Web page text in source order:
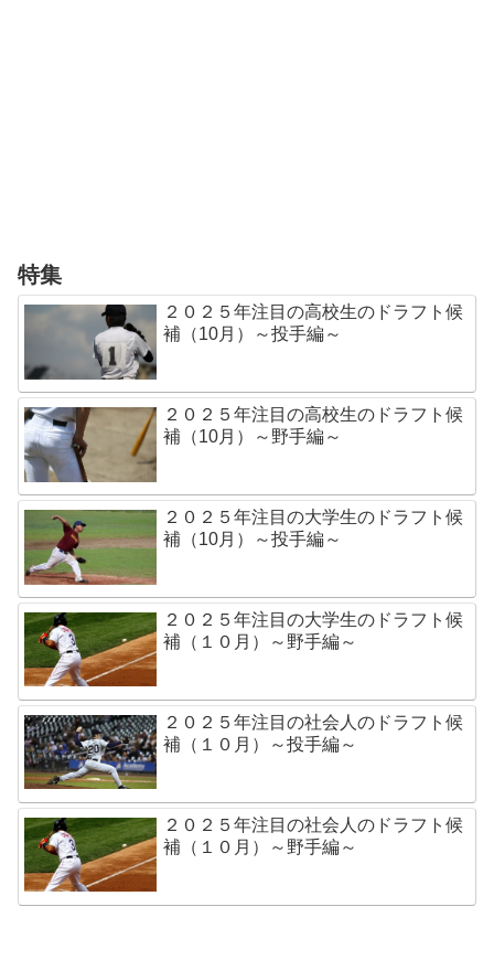
特集
２０２５年注目の高校生のドラフト候
補（10月）～投手編～
２０２５年注目の高校生のドラフト候
補（10月）～野手編～
２０２５年注目の大学生のドラフト候
補（10月）～投手編～
２０２５年注目の大学生のドラフト候
補（１０月）～野手編～
２０２５年注目の社会人のドラフト候
補（１０月）～投手編～
２０２５年注目の社会人のドラフト候
補（１０月）～野手編～